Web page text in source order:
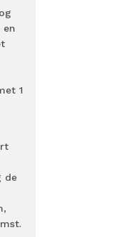
en
1
de